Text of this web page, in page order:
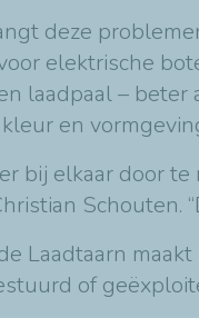
deze
elektrische
laadpaal –
en
bij elkaar door
Schouten.
Laadtaarn
of